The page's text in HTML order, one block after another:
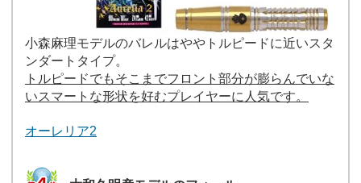
小森麻理モデルのバレルはややトルピードに近いスタ
ンダートタイプ。
トルピードでもそこまでフロント部分が膨らんでいな
いスマートな形状を好むプレイヤーに人気です。
オーレリア2